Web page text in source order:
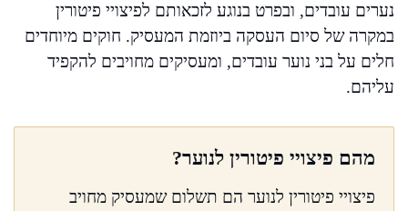
נערים עובדים, ובפרט בנוגע לזכאותם לפיצויי פיטורין
במקרה של סיום העסקה ביוזמת המעסיק. חוקים מיוחדים
חלים על בני נוער עובדים, ומעסיקים מחויבים להקפיד
עליהם.
מהם פיצויי פיטורין לנוער?
פיצויי פיטורין לנוער הם תשלום שמעסיק מחויב